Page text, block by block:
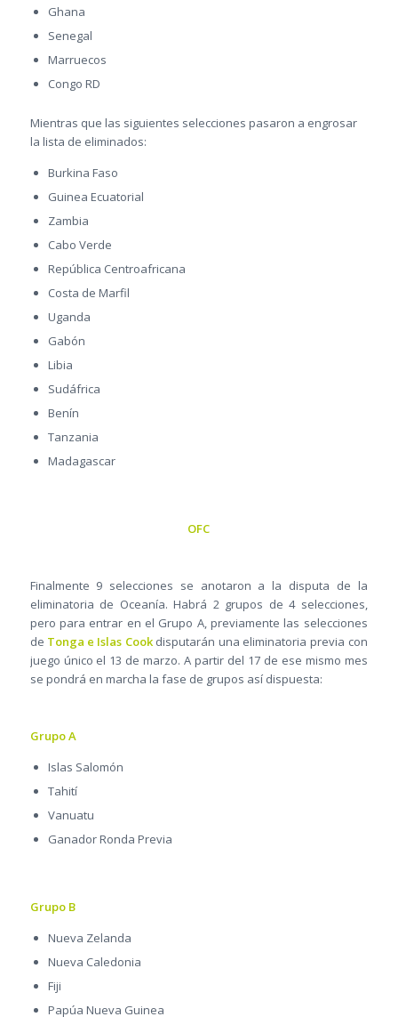
Ghana
Senegal
Marruecos
Congo RD
Mientras que las siguientes selecciones pasaron a engrosar
la lista de eliminados:
Burkina Faso
Guinea Ecuatorial
Zambia
Cabo Verde
República Centroafricana
Costa de Marfil
Uganda
Gabón
Libia
Sudáfrica
Benín
Tanzania
Madagascar
OFC
Finalmente 9 selecciones se anotaron a la disputa de la
eliminatoria de Oceanía. Habrá 2 grupos de 4 selecciones,
pero para entrar en el Grupo A, previamente las selecciones
de Tonga e Islas Cookdisputarán una eliminatoria previa con
juego único el 13 de marzo. A partir del 17 de ese mismo mes
se pondrá en marcha la fase de grupos así dispuesta:
Grupo A
Islas Salomón
Tahití
Vanuatu
Ganador Ronda Previa
Grupo B
Nueva Zelanda
Nueva Caledonia
Fiji
Papúa Nueva Guinea